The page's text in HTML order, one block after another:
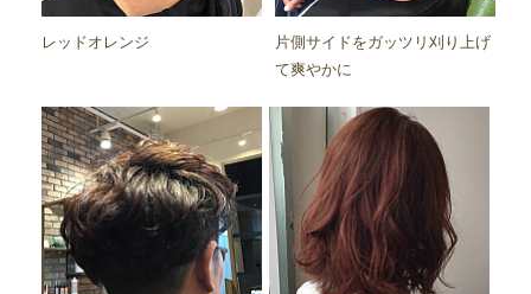
レッドオレンジ
片側サイドをガッツリ刈り上げ
て爽やかに